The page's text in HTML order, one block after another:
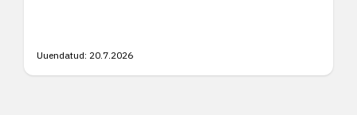
Uuendatud: 20.7.2026